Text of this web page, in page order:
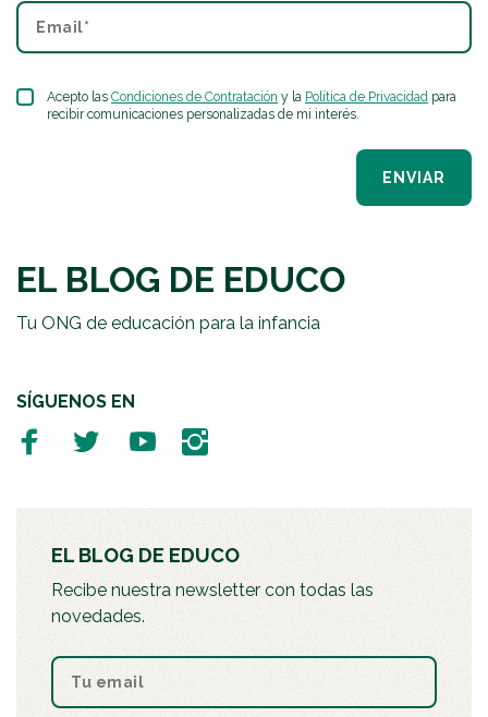
Acepto las Condiciones de Contratación y la Política de Privacidad para
recibir comunicaciones personalizadas de mi interés.
ENVIAR
EL BLOG DE EDUCO
Tu ONG de educación para la infancia
SÍGUENOS EN
EL BLOG DE EDUCO
Recibe nuestra newsletter con todas las
novedades.